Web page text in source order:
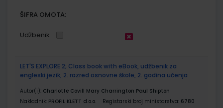
ŠIFRA OMOTA:
Udžbenik
LET'S EXPLORE 2; Class book with eBook, udžbenik za
engleski jezik, 2. razred osnovne škole, 2. godina učenja
Autor(i): Charlotte Covill Mary Charrington Paul Shipton
Nakladnik: PROFIL KLETT d.o.o. Registarski broj ministarstva: 6780